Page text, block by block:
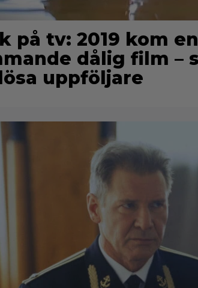
på tv: 2019 kom en
dålig film –
uppföljare